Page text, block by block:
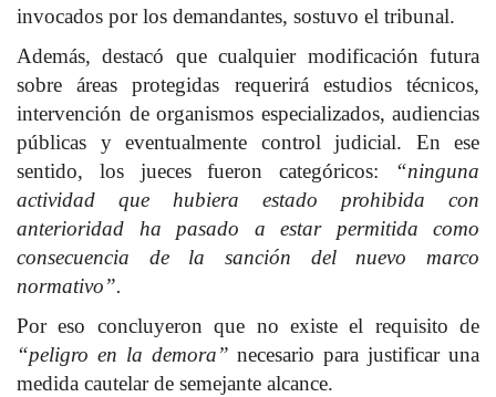
invocados por los demandantes, sostuvo el tribunal.
Además, destacó que cualquier modificación futura
sobre áreas protegidas requerirá estudios técnicos,
intervención de organismos especializados, audiencias
públicas y eventualmente control judicial. En ese
sentido, los jueces fueron categóricos: “ninguna
actividad que hubiera estado prohibida con
anterioridad ha pasado a estar permitida como
consecuencia de la sanción del nuevo marco
normativo”.
Por eso concluyeron que no existe el requisito de
“peligro en la demora” necesario para justificar una
medida cautelar de semejante alcance.